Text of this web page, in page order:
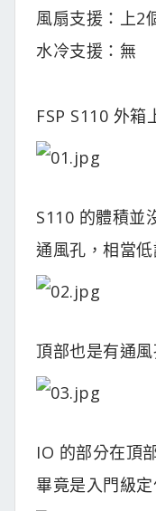
風扇支援：上2
水冷支援：無
FSP S110 外
S110 的體積並
通風孔，相當
頂部也是有通
IO 的部分在頂
畢竟是入門級定